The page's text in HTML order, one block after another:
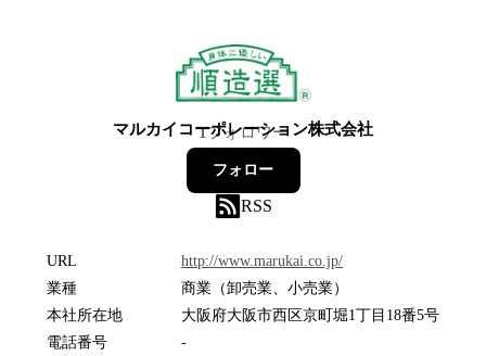
マルカイコーポレーション株式会社
1フォロワー
フォロー
RSS
URL
http://www.marukai.co.jp/
業種
商業（卸売業、小売業）
本社所在地
大阪府大阪市西区京町堀1丁目18番5号
電話番号
-